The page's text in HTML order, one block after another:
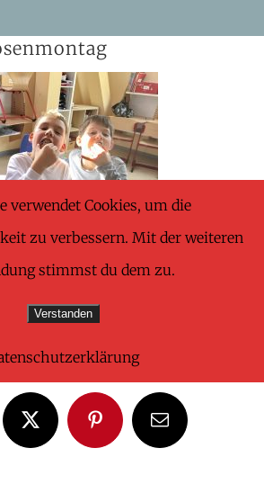
Wonderful Life Event!
X PinterestE-
Mail
verwendet Cookies, um die
zu verbessern. Mit der weiteren
stimmst du dem zu.
Verstanden